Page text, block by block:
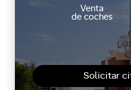
Solicitar
Venta
de coches